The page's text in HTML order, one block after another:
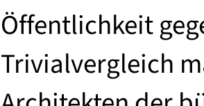
Öffentlichkeit
Trivialvergleich